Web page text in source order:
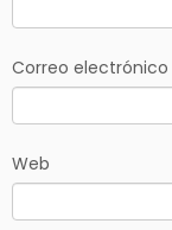
Correo electrónico
Web